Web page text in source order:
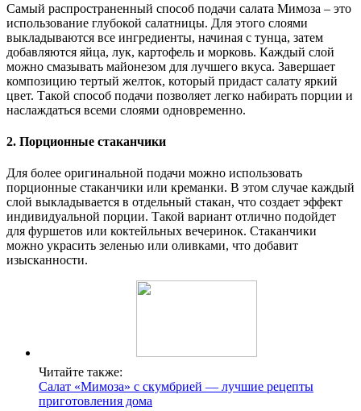
Самый распространенный способ подачи салата Мимоза – это
использование глубокой салатницы. Для этого слоями
выкладываются все ингредиенты, начиная с тунца, затем
добавляются яйца, лук, картофель и морковь. Каждый слой
можно смазывать майонезом для лучшего вкуса. Завершает
композицию тертый желток, который придаст салату яркий
цвет. Такой способ подачи позволяет легко набирать порции и
наслаждаться всеми слоями одновременно.
2. Порционные стаканчики
Для более оригинальной подачи можно использовать
порционные стаканчики или креманки. В этом случае каждый
слой выкладывается в отдельный стакан, что создает эффект
индивидуальной порции. Такой вариант отлично подойдет
для фуршетов или коктейльных вечеринок. Стаканчики
можно украсить зеленью или оливками, что добавит
изысканности.
Читайте также:
Салат «Мимоза» с скумбрией — лучшие рецепты
приготовления дома